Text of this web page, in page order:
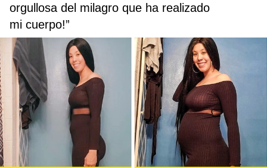
orgullosa del milagro que ha realizado
mi cuerpo!”